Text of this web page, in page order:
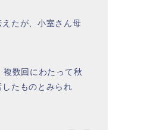
たが、小室さん母
数回にわたって秋
たものとみられ